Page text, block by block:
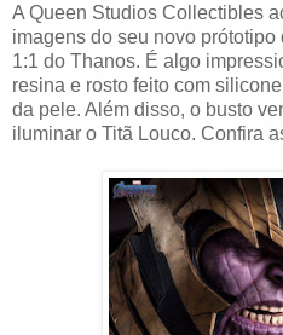
A Queen Studios Collectibles
imagens do seu novo prótotipo
1:1 do Thanos. É algo
resina e rosto feito com
da pele. Além disso, o busto
iluminar o Titã Louco. Confira